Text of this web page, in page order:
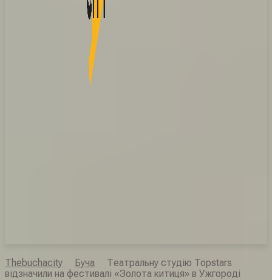
Thebuchacity Буча
Театральну студію Topstars
відзначили на фестивалі «Золота китиця» в Ужгороді